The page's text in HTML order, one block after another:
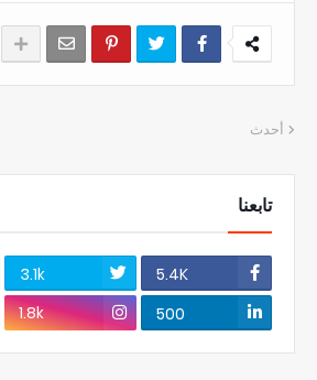
أحدث
تابعنا
5.4K
3.1k
500
1.8k